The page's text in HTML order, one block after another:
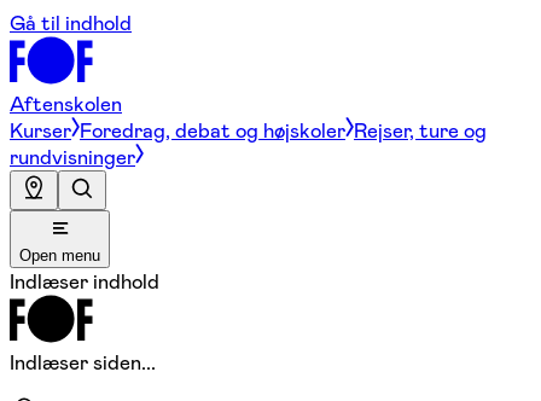
Gå til indhold
Aftenskolen
Kurser Foredrag, debat og højskoler Rejser, ture og
rundvisninger
Open menu
Indlæser indhold
Indlæser siden...